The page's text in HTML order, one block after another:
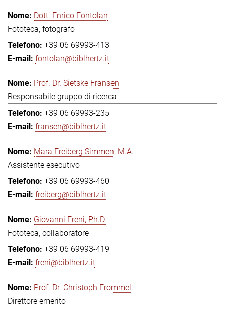
Dott. Enrico Fontolan
Fototeca, fotografo
+39 06 69993-413
fontolan@biblhertz.it
Prof. Dr. Sietske Fransen
Responsabile gruppo di ricerca
+39 06 69993-235
fransen@biblhertz.it
Mara Freiberg Simmen, M.A.
Assistente esecutivo
+39 06 69993-460
freiberg@biblhertz.it
Giovanni Freni, Ph.D.
Fototeca, collaboratore
+39 06 69993-419
freni@biblhertz.it
Prof. Dr. Christoph Frommel
Direttore emerito